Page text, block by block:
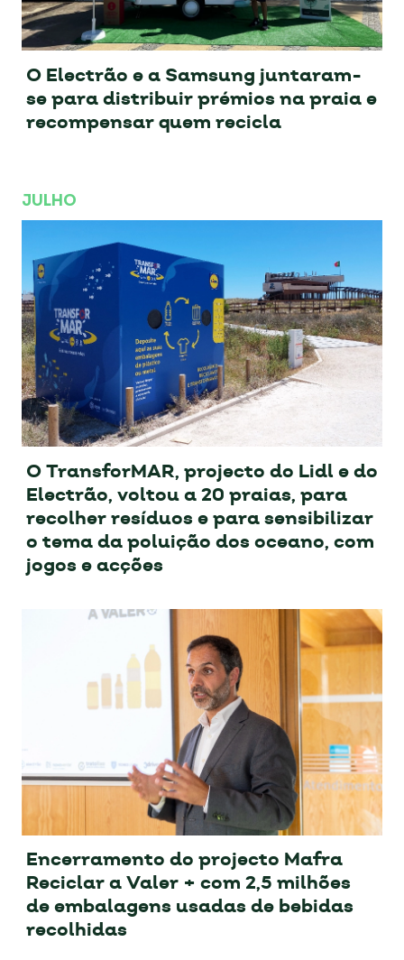
O Electrão e a Samsung juntaram-
se para distribuir prémios na praia e
recompensar quem recicla
JULHO
O TransforMAR, projecto do Lidl e do
Electrão, voltou a 20 praias, para
recolher resíduos e para sensibilizar
o tema da poluição dos oceano, com
jogos e acções
Encerramento do projecto Mafra
Reciclar a Valer + com 2,5 milhões
de embalagens usadas de bebidas
recolhidas